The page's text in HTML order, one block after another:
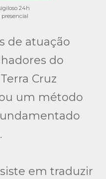
24h
presencial
de atuação
do
Cruz
um método
em traduzir